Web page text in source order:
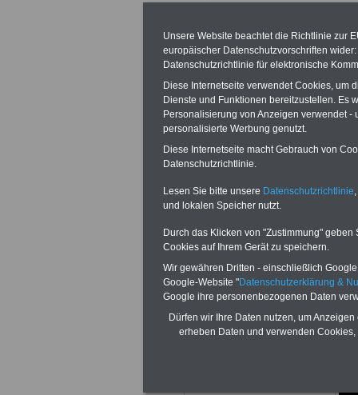
55232 Alzey
Tel:
Fax:
E-Mail:
Redaktion
Unsere Website beachtet die Richtlinie zur
europäischer Datenschutzvorschriften
Datenschutzrichtlinie für elektronische
Diese Internetseite verwendet Cookies, um
Dienste und Funktionen bereitzustellen. Es
Personalisierung von Anzeigen verwendet
personalisierte Werbung genutzt.
Diese Internetseite macht Gebrauch von
Datenschutzrichtlinie.
Lesen Sie bitte unsere Datenschutzrichtlinie
und lokalen Speicher nutzt.
Durch das Klicken von "Zustimmung"
Cookies auf Ihrem Gerät zu speichern.
Wir gewähren Dritten - einschließlich
Google-Website "Datenschutzerklärung &
Google ihre personenbezogenen Daten
Dürfen wir Ihre Daten nutzen, um
erheben Daten und verwenden